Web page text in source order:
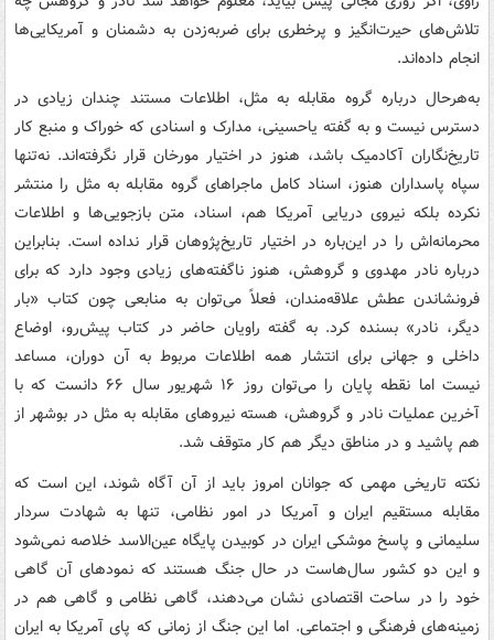
تلاش‌های حیرت‌انگیز و پرخطری برای ضربه‌زدن به دشمنان و آمریکایی‌ها
انجام داده‌اند.
به‌هرحال درباره گروه مقابله به مثل، اطلاعات مستند چندان زیادی در
دسترس نیست و به گفته یاحسینی، مدارک و اسنادی که خوراک و منبع کار
تاریخ‌نگاران آکادمیک باشد، هنوز در اختیار مورخان قرار نگرفته‌اند. نه‌تنها
سپاه پاسداران هنوز، اسناد کامل ماجراهای گروه مقابله به مثل را منتشر
نکرده بلکه نیروی دریایی آمریکا هم، اسناد، متن بازجویی‌ها و اطلاعات
محرمانه‌اش را در این‌باره در اختیار تاریخ‌پژوهان قرار نداده است. بنابراین
درباره نادر مهدوی و گروهش، هنوز ناگفته‌های زیادی وجود دارد که برای
فرونشاندن عطش علاقه‌مندان، فعلاً می‌توان به منابعی چون کتاب «بار
دیگر، نادر» بسنده کرد. به گفته راویان حاضر در کتاب پیش‌رو، اوضاع
داخلی و جهانی برای انتشار همه اطلاعات مربوط به آن دوران، مساعد
نیست اما نقطه پایان را می‌توان روز ۱۶ شهریور سال ۶۶ دانست که با
آخرین عملیات نادر و گروهش، هسته نیروهای مقابله به مثل در بوشهر از
هم پاشید و در مناطق دیگر هم کار متوقف شد.
نکته تاریخی مهمی که جوانان امروز باید از آن آگاه شوند، این است که
مقابله مستقیم ایران و آمریکا در امور نظامی، تنها به شهادت سردار
سلیمانی و پاسخ موشکی ایران در کوبیدن پایگاه عین‌الاسد خلاصه نمی‌شود
و این دو کشور سال‌هاست در حال جنگ هستند که نمودهای آن گاهی
خود را در ساحت اقتصادی نشان می‌دهند، گاهی نظامی و گاهی هم در
زمینه‌های فرهنگی و اجتماعی. اما این جنگ از زمانی که پای آمریکا به ایران